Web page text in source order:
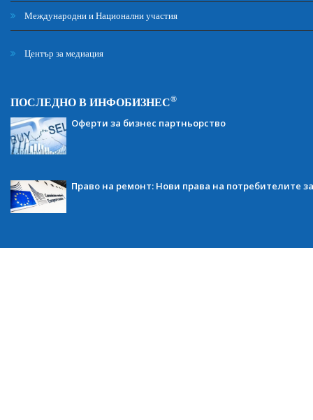
Международни и Национални участия
Център за медиация
ПОСЛЕДНО В ИНФОБИЗНЕС®
Оферти за бизнес партньорство
Право на ремонт: Нови права на потребителите